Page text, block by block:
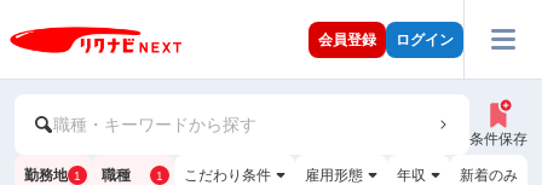
会員登録 ログイン
職種・キーワードから探す
条件保存
勤務地 1 職種 1 こだわり条件 雇用形態 年収 新着のみ